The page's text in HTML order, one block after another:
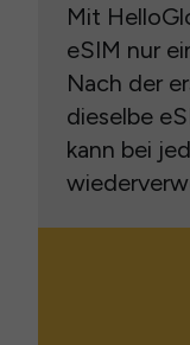
Mit
eSIM nur
Nach der
dieselbe
kann bei